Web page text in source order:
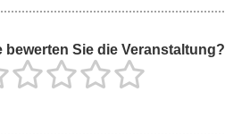
bewerten Sie die Veranstaltung?